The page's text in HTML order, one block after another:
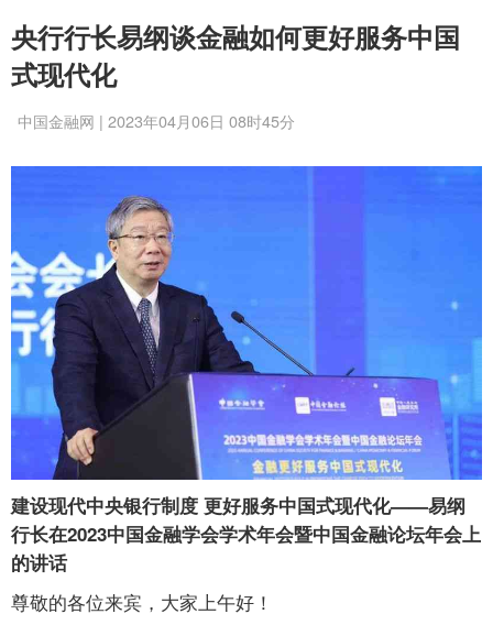
央行行长易纲谈金融如何更好服务中国
式现代化
中国金融网 | 2023年04月06日 08时45分
建设现代中央银行制度 更好服务中国式现代化——易纲
行长在2023中国金融学会学术年会暨中国金融论坛年会上
的讲话
尊敬的各位来宾，大家上午好！